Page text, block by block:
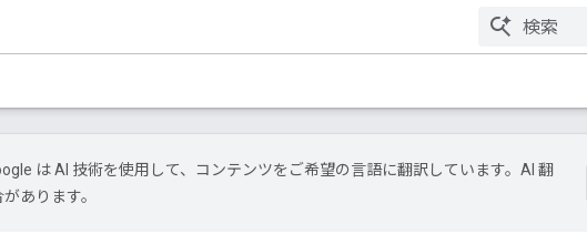
は AI 技術を使用して、コンテンツをご希望の言語に翻訳しています。AI 翻
あります。